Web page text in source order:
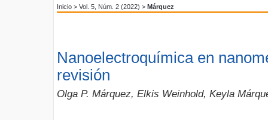
Inicio > Vol. 5, Núm. 2 (2022) > Márquez
Nanoelectroquímica en
revisión
Olga P. Márquez, Elkis Weinhold, Keyla